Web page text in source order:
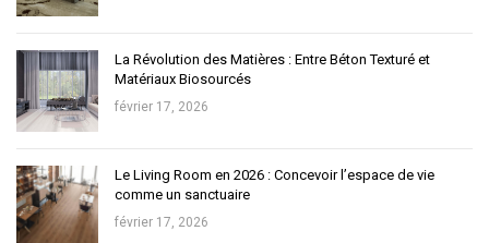
La Révolution des Matières : Entre Béton Texturé et
Matériaux Biosourcés
février 17, 2026
Le Living Room en 2026 : Concevoir l’espace de vie
comme un sanctuaire
février 17, 2026